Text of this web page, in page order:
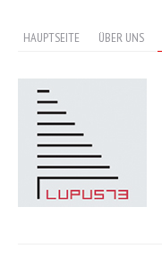
HAUPTSEITE ÜBER UNS